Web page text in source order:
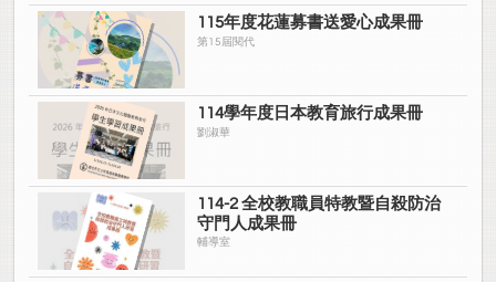
115年度花蓮募書送愛心成果冊
第15屆閱代
114學年度日本教育旅行成果冊
劉淑華
114-2 全校教職員特教暨自殺防治
守門人成果冊
輔導室